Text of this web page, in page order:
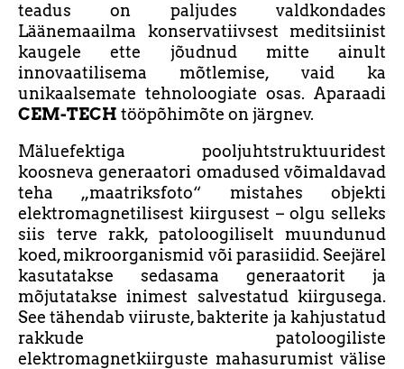
teadus on paljudes valdkondades
Läänemaailma konservatiivsest meditsiinist
kaugele ette jõudnud mitte ainult
innovaatilisema mõtlemise, vaid ka
unikaalsemate tehnoloogiate osas. Aparaadi
CEM-TECH tööpõhimõte on järgnev.
Mäluefektiga pooljuhtstruktuuridest
koosneva generaatori omadused võimaldavad
teha „maatriksfoto“ mistahes objekti
elektromagnetilisest kiirgusest – olgu selleks
siis terve rakk, patoloogiliselt muundunud
koed, mikroorganismid või parasiidid. Seejärel
kasutatakse sedasama generaatorit ja
mõjutatakse inimest salvestatud kiirgusega.
See tähendab viiruste, bakterite ja kahjustatud
rakkude patoloogiliste
elektromagnetkiirguste mahasurumist välise